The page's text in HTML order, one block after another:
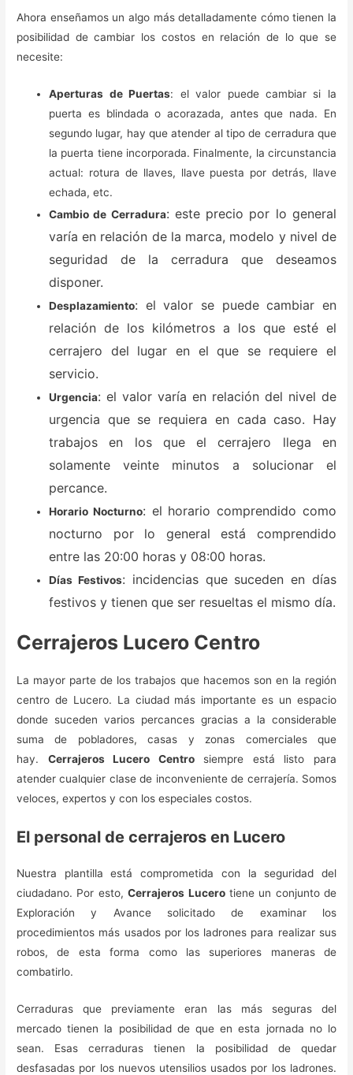
Ahora enseñamos un algo más detalladamente cómo tienen la
posibilidad de cambiar los costos en relación de lo que se
necesite:
Aperturas de Puertas: el valor puede cambiar si la
puerta es blindada o acorazada, antes que nada. En
segundo lugar, hay que atender al tipo de cerradura que
la puerta tiene incorporada. Finalmente, la circunstancia
actual: rotura de llaves, llave puesta por detrás, llave
echada, etc.
Cambio de Cerradura: este precio por lo general
varía en relación de la marca, modelo y nivel de
seguridad de la cerradura que deseamos
disponer.
Desplazamiento: el valor se puede cambiar en
relación de los kilómetros a los que esté el
cerrajero del lugar en el que se requiere el
servicio.
Urgencia: el valor varía en relación del nivel de
urgencia que se requiera en cada caso. Hay
trabajos en los que el cerrajero llega en
solamente veinte minutos a solucionar el
percance.
Horario Nocturno: el horario comprendido como
nocturno por lo general está comprendido
entre las 20:00 horas y 08:00 horas.
Días Festivos: incidencias que suceden en días
festivos y tienen que ser resueltas el mismo día.
Cerrajeros Lucero Centro
La mayor parte de los trabajos que hacemos son en la región
centro de Lucero. La ciudad más importante es un espacio
donde suceden varios percances gracias a la considerable
suma de pobladores, casas y zonas comerciales que
hay. Cerrajeros Lucero Centrosiempre está listo para
atender cualquier clase de inconveniente de cerrajería. Somos
veloces, expertos y con los especiales costos.
El personal de cerrajeros en Lucero
Nuestra plantilla está comprometida con la seguridad del
ciudadano. Por esto,Cerrajeros Lucerotiene un conjunto de
Exploración y Avance solicitado de examinar los
procedimientos más usados por los ladrones para realizar sus
robos, de esta forma como las superiores maneras de
combatirlo.
Cerraduras que previamente eran las más seguras del
mercado tienen la posibilidad de que en esta jornada no lo
sean. Esas cerraduras tienen la posibilidad de quedar
desfasadas por los nuevos utensilios usados por los ladrones.